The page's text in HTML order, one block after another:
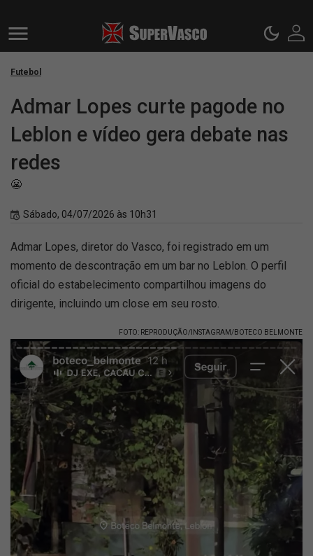
Futebol
Admar Lopes curte pagode no
Leblon e vídeo gera debate nas
redes
😬
Sábado, 04/07/2026 às 10h31
Admar Lopes, diretor do Vasco, foi registrado em um
momento de descontração em um bar no Leblon. O perfil
oficial do estabelecimento compartilhou imagens do
dirigente, incluindo um close em seu rosto.
FOTO: REPRODUÇÃO/INSTAGRAM/BOTECO BELMONTE